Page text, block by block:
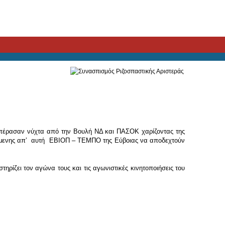
νύχτα από την Βουλή ΝΔ και ΠΑΣΟΚ χαρίζοντας της
απʼ αυτή ΕΒΙΟΠ – ΤΕΜΠΟ της Εύβοιας να αποδεχτούν
τον αγώνα τους και τις αγωνιστικές κινητοποιήσεις του